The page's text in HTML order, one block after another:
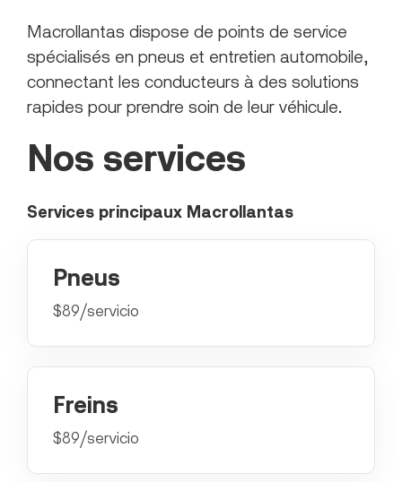
Macrollantas dispose de points de service
spécialisés en pneus et entretien automobile,
connectant les conducteurs à des solutions
rapides pour prendre soin de leur véhicule.
Nos services
Services principaux Macrollantas
Pneus
$89/servicio
Freins
$89/servicio